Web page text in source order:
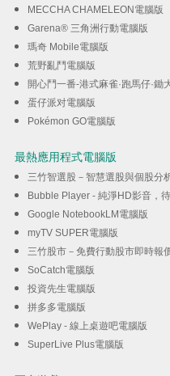
MECCHA CHAMELEON電腦版
Garena® 三角洲行動電腦版
瑪奇 Mobile電腦版
荒野亂鬥電腦版
開心鬥一番-港式麻雀·跑馬仔·鋤
蛋仔派对電腦版
Pokémon GO電腦版
最熱應用程式電腦版
三竹智選股－智慧選股與個股分
Bubble Player - 純淨HD影音，
Google NotebookLM電腦版
myTV SUPER電腦版
三竹股市－免費行動股市即時報
SoCatch電腦版
投資先生電腦版
拼多多電腦版
WePlay - 線上桌遊吧電腦版
SuperLive Plus電腦版